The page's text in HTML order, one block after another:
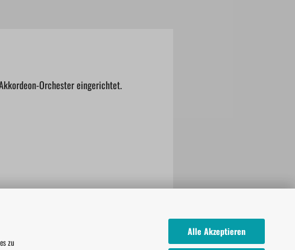
zu
Alle Akzeptieren
Orchester eingerichtet.